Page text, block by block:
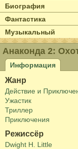
Биография
Фантастика
Музыкальный
Анаконда 2:
Информация
Жанр
Действие и
Ужастик
Триллер
Приключения
Режиссёр
Dwight H. Little